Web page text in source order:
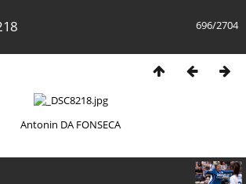
696/2704
Antonin DA FONSECA